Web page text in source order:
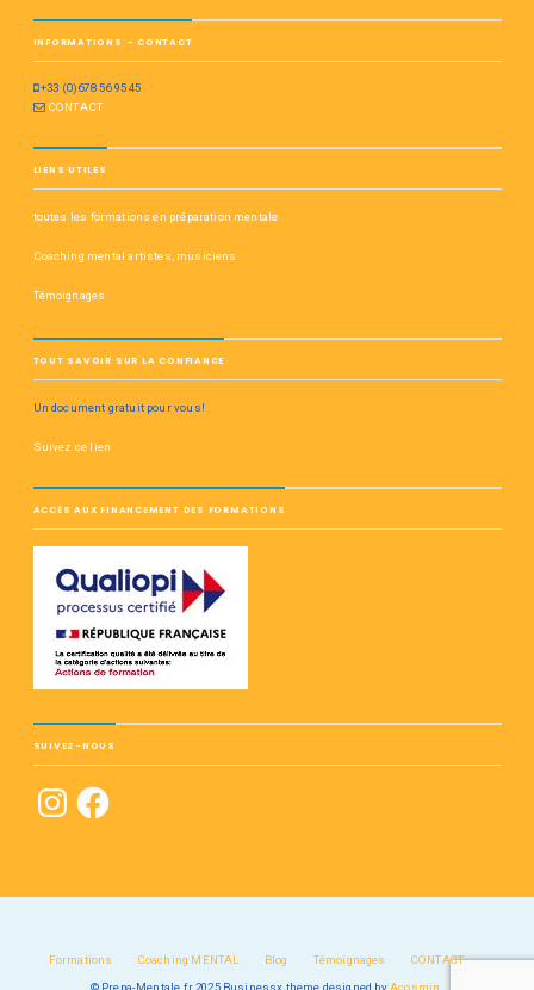
INFORMATIONS – CONTACT
+33 (0)678 56 95 45
CONTACT
LIENS UTILES
toutes les formations en préparation mentale
Coaching mental artistes, musiciens
Témoignages
TOUT SAVOIR SUR LA CONFIANCE
Un document gratuit pour vous!
Suivez ce lien
ACCÈS AUX FINANCEMENT DES FORMATIONS
SUIVEZ-NOUS
Formations Coaching MENTAL Blog Témoignages CONTACT
© Prepa-Mentale.fr 2025Businessx theme designed byAcosmin